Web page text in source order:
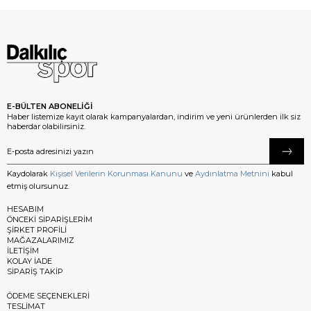
E-BÜLTEN ABONELİĞİ
Haber listemize kayıt olarak kampanyalardan, indirim ve yeni ürünlerden ilk siz
haberdar olabilirsiniz.
Kaydolarak Kişisel Verilerin Korunması Kanunu ve Aydınlatma Metnini kabul
etmiş olursunuz.
HESABIM
ÖNCEKİ SİPARİŞLERİM
ŞİRKET PROFİLİ
MAĞAZALARIMIZ
İLETİŞİM
KOLAY İADE
SİPARİŞ TAKİP
ÖDEME SEÇENEKLERİ
TESLİMAT